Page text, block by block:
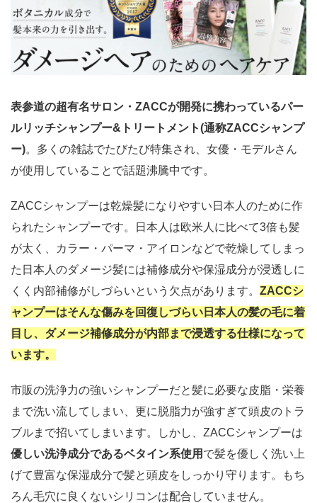
表参道の超有名サロン・ZACCが開発に携わっているパー
ルリッチシャンプー&トリートメント(通称ZACCシャンプ
ー)。多くの雑誌でたびたび特集され、女優・モデルさん
が使用していることで話題沸騰中です。
ZACCシャンプーは乾燥髪になりやすい日本人のために作
られたシャンプーです。日本人は欧米人に比べて3倍も髪
が太く、カラー・パーマ・アイロンなどで乾燥してしまっ
た日本人のダメージ髪には補修成分や保湿成分が浸透しに
くく内部補修がしづらいという欠点があります。 ZACCシ
ャンプーはそんな傷みを回復しづらい日本人の髪の毛に着
目し、ダメージ補修成分が内部まで浸透する仕様になって
います。
市販の洗浄力の強いシャンプーだと髪に必要な皮脂・栄養
まで洗い流してしまい、更に脱脂力が強すぎて頭皮のトラ
ブルまで招いてしまいます。しかし、ZACCシャンプーは
優しい洗浄成分であるベタイン系使用 で髪を優しく洗い上
げて豊富な保湿成分で髪と頭皮をしっかり守ります。もち
ろん毛穴に良くないシリコンは配合していません。